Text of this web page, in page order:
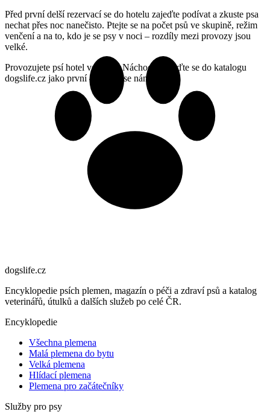
Před první delší rezervací se do hotelu zajeďte podívat a zkuste psa
nechat přes noc nanečisto. Ptejte se na počet psů ve skupině, režim
venčení a na to, kdo je se psy v noci – rozdíly mezi provozy jsou
velké.
Provozujete psí hotel ve městě Náchod? Zařaďte se do katalogu
dogslife.cz jako první – ozvěte se nám.
dogslife.cz
Encyklopedie psích plemen, magazín o péči a zdraví psů a katalog
veterinářů, útulků a dalších služeb po celé ČR.
Encyklopedie
Všechna plemena
Malá plemena do bytu
Velká plemena
Hlídací plemena
Plemena pro začátečníky
Služby pro psy